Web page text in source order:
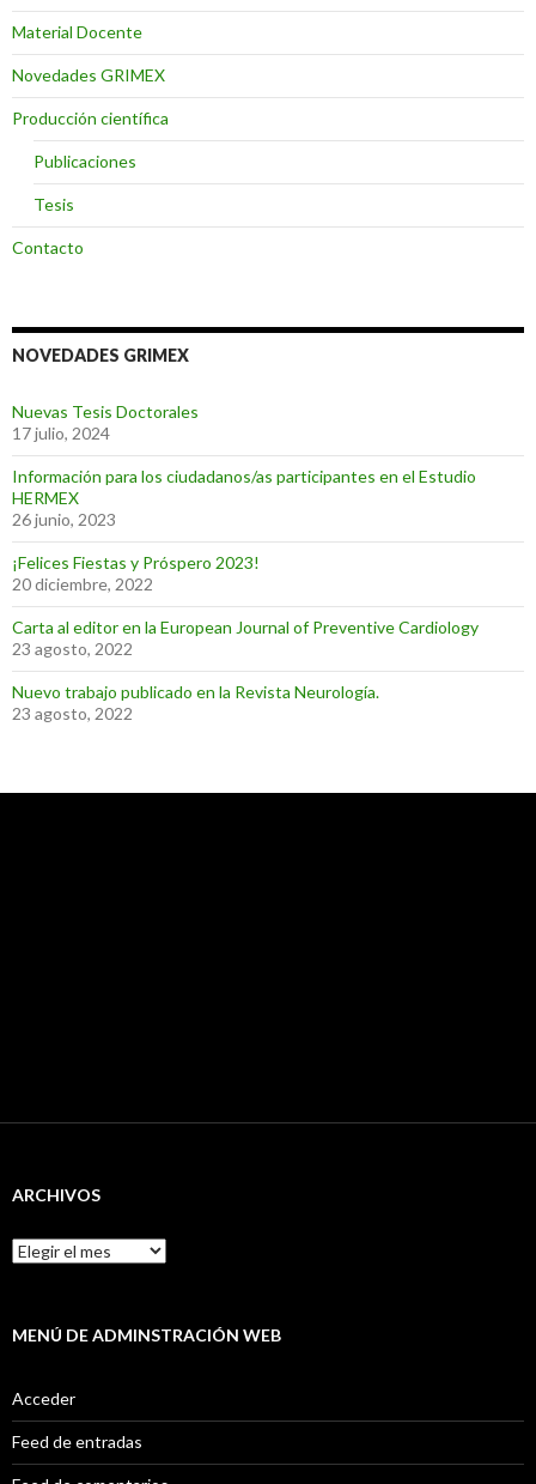
Material Docente
Novedades GRIMEX
Producción científica
Publicaciones
Tesis
Contacto
NOVEDADES GRIMEX
Nuevas Tesis Doctorales
17 julio, 2024
Información para los ciudadanos/as participantes en el Estudio
HERMEX
26 junio, 2023
¡Felices Fiestas y Próspero 2023!
20 diciembre, 2022
Carta al editor en la European Journal of Preventive Cardiology
23 agosto, 2022
Nuevo trabajo publicado en la Revista Neurología.
23 agosto, 2022
ARCHIVOS
Archivos
MENÚ DE ADMINSTRACIÓN WEB
Acceder
Feed de entradas